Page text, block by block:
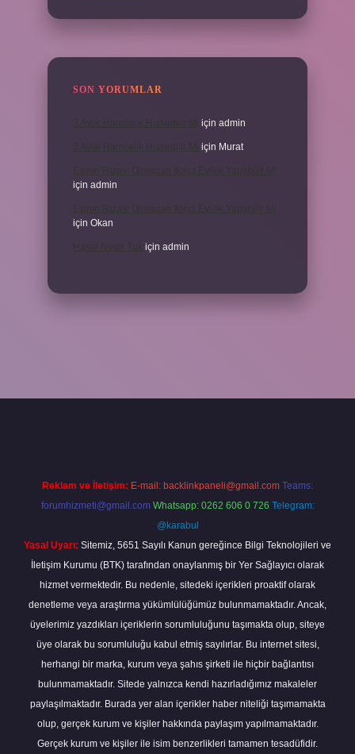
SON YORUMLAR
için admin
için Murat
için admin
için Okan
için admin
Reklam ve İletişim: E-mail: backlinkpaneli@gmail.com Teams:
forumhizmeti@gmail.com Whatsapp: 0262 606 0 726 Telegram:
@karabul
Yasal Uyarı: Sitemiz, 5651 Sayılı Kanun gereğince Bilgi Teknolojileri ve
İletişim Kurumu (BTK) tarafından onaylanmış bir Yer Sağlayıcı olarak
hizmet vermektedir. Bu nedenle, sitedeki içerikleri proaktif olarak
denetleme veya araştırma yükümlülüğümüz bulunmamaktadır. Ancak,
üyelerimiz yazdıkları içeriklerin sorumluluğunu taşımakta olup, siteye
üye olarak bu sorumluluğu kabul etmiş sayılırlar. Bu internet sitesi,
herhangi bir marka, kurum veya şahıs şirketi ile hiçbir bağlantısı
bulunmamaktadır. Sitede yalnızca kendi hazırladığımız makaleler
paylaşılmaktadır. Burada yer alan içerikler haber niteliği taşımamakta
olup, gerçek kurum ve kişiler hakkında paylaşım yapılmamaktadır.
Gerçek kurum ve kişiler ile isim benzerlikleri tamamen tesadüfidir.